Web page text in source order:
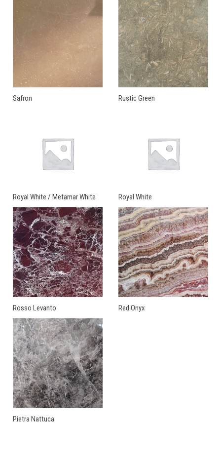
Safron Rustic Green
Royal White / Metamar White Royal White
Rosso Levanto Red Onyx
Pietra Nattuca